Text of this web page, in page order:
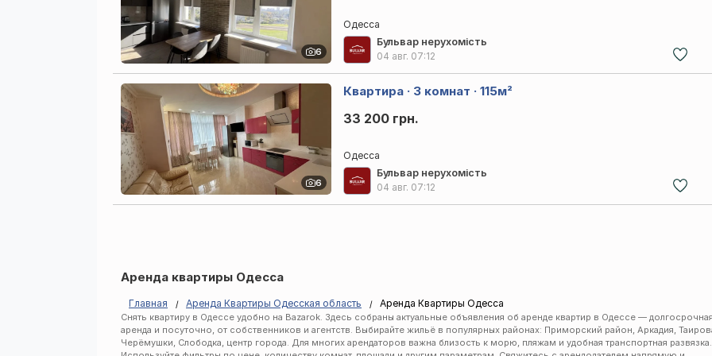
6
Одесса
Бульвар нерухомість
04 авг. 07:12
6
Квартира · 3 комнат · 115м²
33 200 грн.
Одесса
Бульвар нерухомість
04 авг. 07:12
Аренда квартиры Одесса
Главная Аренда Квартиры Одесская область Аренда Квартиры Одесса
Снять квартиру в Одессе удобно на Bazarok. Здесь собраны актуальные объявления об аренде квартир в Одессе —
аренда и посуточно, от собственников и агентств. Выбирайте жильё в популярных районах: Приморский район, Аркадия,
Черёмушки, Слободка, центр города. Для многих арендаторов важна близость к морю, пляжам и удобная транспортная развязка.